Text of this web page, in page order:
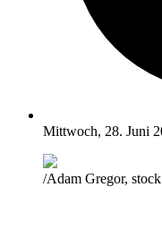
Mittwoch, 28. Juni
/Adam Gregor,